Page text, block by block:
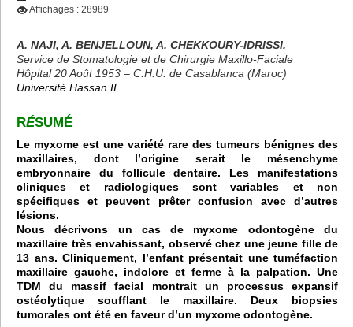
Affichages : 28989
A. NAJI, A. BENJELLOUN, A. CHEKKOURY-IDRISSI.
Service de Stomatologie et de Chirurgie Maxillo-Faciale
Hôpital 20 Août 1953 – C.H.U. de Casablanca (Maroc)
Université Hassan II
RÉSUMÉ
Le myxome est une variété rare des tumeurs bénignes des
maxillaires, dont l’origine serait le mésenchyme
embryonnaire du follicule dentaire. Les manifestations
cliniques et radiologiques sont variables et non
spécifiques et peuvent prêter confusion avec d’autres
lésions.
Nous décrivons un cas de myxome odontogène du
maxillaire très envahissant, observé chez une jeune fille de
13 ans. Cliniquement, l’enfant présentait une tuméfaction
maxillaire gauche, indolore et ferme à la palpation. Une
TDM du massif facial montrait un processus expansif
ostéolytique soufflant le maxillaire. Deux biopsies
tumorales ont été en faveur d’un myxome odontogène.